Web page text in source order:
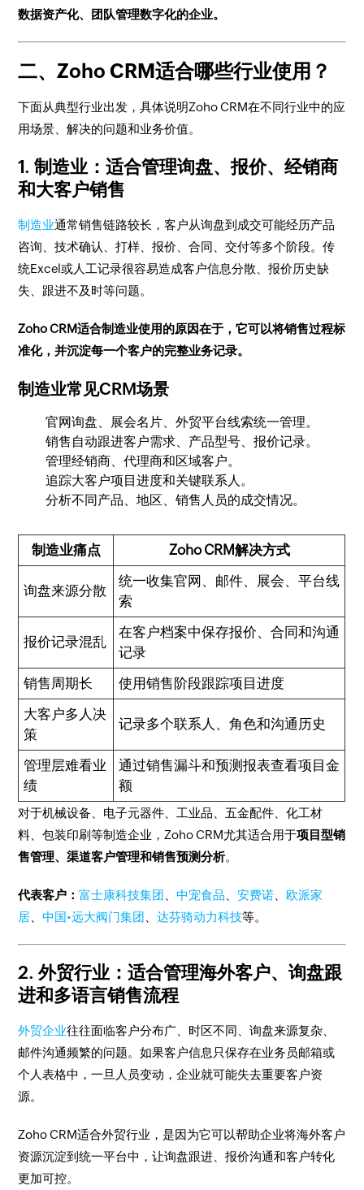
数据资产化、团队管理数字化的企业。
二、Zoho CRM适合哪些行业使用？
下面从典型行业出发，具体说明Zoho CRM在不同行业中的应
用场景、解决的问题和业务价值。
1. 制造业：适合管理询盘、报价、经销商
和大客户销售
制造业通常销售链路较长，客户从询盘到成交可能经历产品
咨询、技术确认、打样、报价、合同、交付等多个阶段。传
统Excel或人工记录很容易造成客户信息分散、报价历史缺
失、跟进不及时等问题。
Zoho CRM适合制造业使用的原因在于，它可以将销售过程标
准化，并沉淀每一个客户的完整业务记录。
制造业常见CRM场景
官网询盘、展会名片、外贸平台线索统一管理。
销售自动跟进客户需求、产品型号、报价记录。
管理经销商、代理商和区域客户。
追踪大客户项目进度和关键联系人。
分析不同产品、地区、销售人员的成交情况。
制造业痛点 Zoho CRM解决方式
询盘来源分散
统一收集官网、邮件、展会、平台线
索
报价记录混乱
在客户档案中保存报价、合同和沟通
记录
销售周期长
使用销售阶段跟踪项目进度
大客户多人决
策
记录多个联系人、角色和沟通历史
管理层难看业
绩
通过销售漏斗和预测报表查看项目金
额
对于机械设备、电子元器件、工业品、五金配件、化工材
料、包装印刷等制造企业，Zoho CRM尤其适合用于项目型销
售管理、渠道客户管理和销售预测分析。
代表客户：富士康科技集团 、中宠食品 、安费诺
欧派家
居 、中国•远大阀门集团 、达芬骑动力科技等。
2. 外贸行业：适合管理海外客户、询盘跟
进和多语言销售流程
外贸企业往往面临客户分布广、时区不同、询盘来源复杂、
邮件沟通频繁的问题。如果客户信息只保存在业务员邮箱或
个人表格中，一旦人员变动，企业就可能失去重要客户资
源。
Zoho CRM适合外贸行业，是因为它可以帮助企业将海外客户
资源沉淀到统一平台中，让询盘跟进、报价沟通和客户转化
更加可控。